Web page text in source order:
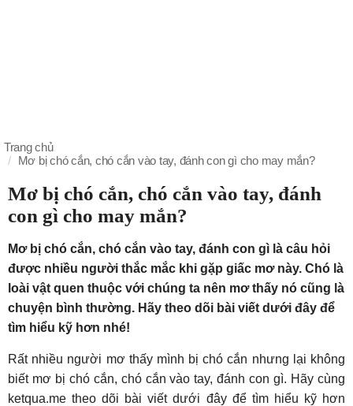
Trang chủ
Mơ bị chó cắn, chó cắn vào tay, đánh con gì cho may mắn?
Mơ bị chó cắn, chó cắn vào tay, đánh
con gì cho may mắn?
Mơ bị chó cắn, chó cắn vào tay, đánh con gì là câu hỏi
được nhiều người thắc mắc khi gặp giấc mơ này. Chó là
loài vật quen thuộc với chúng ta nên mơ thấy nó cũng là
chuyện bình thường. Hãy theo dõi bài viết dưới đây để
tìm hiểu kỹ hơn nhé!
Rất nhiều người mơ thấy mình bị chó cắn nhưng lại không
biết mơ bị chó cắn, chó cắn vào tay, đánh con gì. Hãy cùng
ketqua.me theo dõi bài viết dưới đây để tìm hiểu kỹ hơn